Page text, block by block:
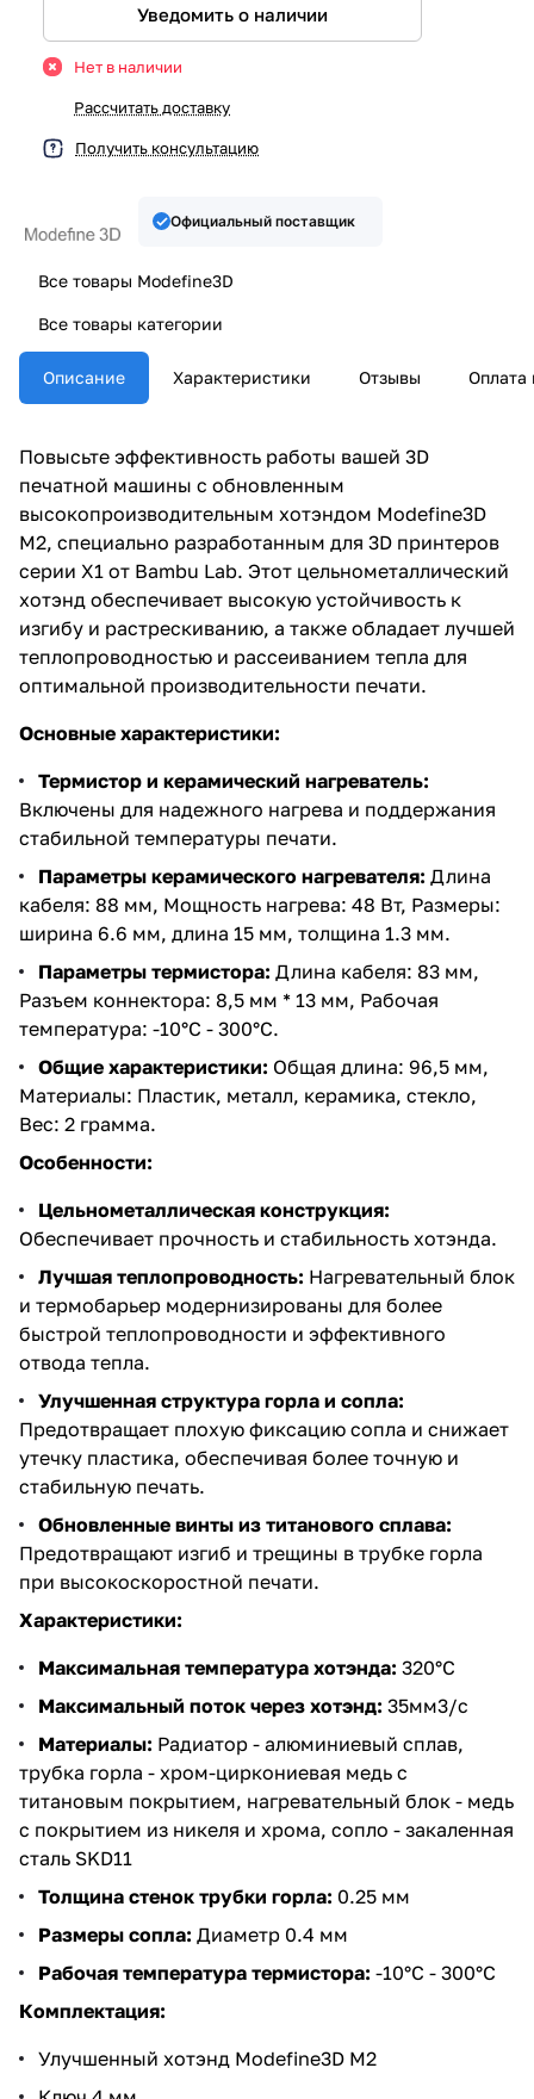
Уведомить о наличии
Нет в наличии
Рассчитать доставку
Получить консультацию
Официальный поставщик
Все товары Modefine3D
Все товары категории
Описание Характеристики Отзывы Оплата
Повысьте эффективность работы вашей 3D
печатной машины с обновленным
высокопроизводительным хотэндом Modefine3D
M2, специально разработанным для 3D принтеров
серии X1 от Bambu Lab. Этот цельнометаллический
хотэнд обеспечивает высокую устойчивость к
изгибу и растрескиванию, а также обладает лучшей
теплопроводностью и рассеиванием тепла для
оптимальной производительности печати.
Основные характеристики:
Термистор и керамический нагреватель:
Включены для надежного нагрева и поддержания
стабильной температуры печати.
Параметры керамического нагревателя: Длина
кабеля: 88 мм, Мощность нагрева: 48 Вт, Размеры:
ширина 6.6 мм, длина 15 мм, толщина 1.3 мм.
Параметры термистора: Длина кабеля: 83 мм,
Разъем коннектора: 8,5 мм * 13 мм, Рабочая
температура: -10°C - 300°C.
Общие характеристики: Общая длина: 96,5 мм,
Материалы: Пластик, металл, керамика, стекло,
Вес: 2 грамма.
Особенности:
Цельнометаллическая конструкция:
Обеспечивает прочность и стабильность хотэнда.
Лучшая теплопроводность: Нагревательный блок
и термобарьер модернизированы для более
быстрой теплопроводности и эффективного
отвода тепла.
Улучшенная структура горла и сопла:
Предотвращает плохую фиксацию сопла и снижает
утечку пластика, обеспечивая более точную и
стабильную печать.
Обновленные винты из титанового сплава:
Предотвращают изгиб и трещины в трубке горла
при высокоскоростной печати.
Характеристики:
Максимальная температура хотэнда: 320°C
Максимальный поток через хотэнд: 35мм3/с
Материалы: Радиатор - алюминиевый сплав,
трубка горла - хром-циркониевая медь с
титановым покрытием, нагревательный блок - медь
с покрытием из никеля и хрома, сопло - закаленная
сталь SKD11
Толщина стенок трубки горла: 0.25 мм
Размеры сопла: Диаметр 0.4 мм
Рабочая температура термистора: -10°C - 300°C
Комплектация:
Улучшенный хотэнд Modefine3D M2